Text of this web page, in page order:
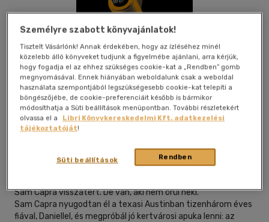
Kívánságlistához adom Megosztom
2023|magyar nyelvű
kartonált|462 oldal
Sam Capra visszatért. De van, aki nem örül neki.
Sam Capra nyugodtan él a texasi Austinban tizenhárom éves
fiával, Daniellel, és megpróbál jó kertvárosi apuka lenni: az
Személyre szabott könyvajánlatok!
Tisztelt Vásárlónk! Annak érdekében, hogy az ízléséhez minél
közelebb álló könyveket tudjunk a figyelmébe ajánlani, arra kérjük,
hogy fogadja el az ehhez szükséges cookie-kat a „Rendben” gomb
megnyomásával. Ennek hiányában weboldalunk csak a weboldal
használata szempontjából legszükségesebb cookie-kat telepíti a
böngészőjébe, de cookie-preferenciáit később is bármikor
módosíthatja a Süti beállítások menüpontban. További részletekért
olvassa el a
Libri Könyvkereskedelmi Kft. adatkezelési
tájékoztatóját!
Rendben
Süti beállítások